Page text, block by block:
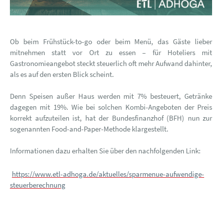
Ob beim Frühstück-to-go oder beim Menü, das Gäste lieber
mitnehmen statt vor Ort zu essen – für Hoteliers mit
Gastronomieangebot steckt steuerlich oft mehr Aufwand dahinter,
als es auf den ersten Blick scheint.
Denn Speisen außer Haus werden mit 7% besteuert, Getränke
dagegen mit 19%. Wie bei solchen Kombi-Angeboten der Preis
korrekt aufzuteilen ist, hat der Bundesfinanzhof (BFH) nun zur
sogenannten Food-and-Paper-Methode klargestellt.
Informationen dazu erhalten Sie über den nachfolgenden Link:
https://www.etl-adhoga.de/aktuelles/sparmenue-aufwendige-
steuerberechnung